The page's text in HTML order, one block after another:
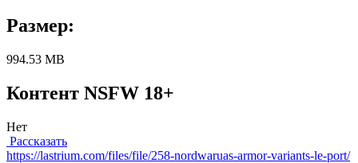
Размер:
994.53 MB
Контент NSFW 18+
Нет
Рассказать
https://lastrium.com/files/file/258-nordwaruas-armor-variants-le-port/